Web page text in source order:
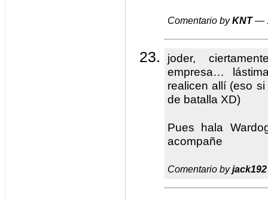
Comentario byKNT—
joder,
empresa…
realicen allí (eso
de batalla XD)
Pues hala
acompañe
Comentario byjack192